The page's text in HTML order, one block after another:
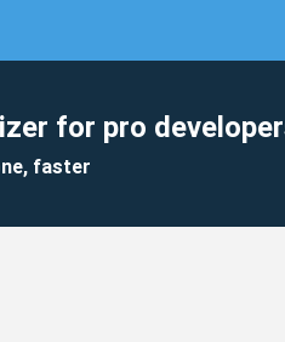
for pro
faster